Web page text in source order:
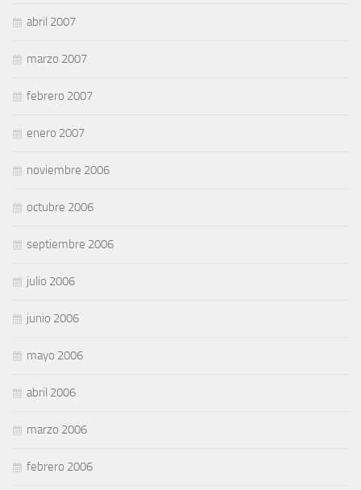
abril 2007
marzo 2007
febrero 2007
enero 2007
noviembre 2006
octubre 2006
septiembre 2006
julio 2006
junio 2006
mayo 2006
abril 2006
marzo 2006
febrero 2006